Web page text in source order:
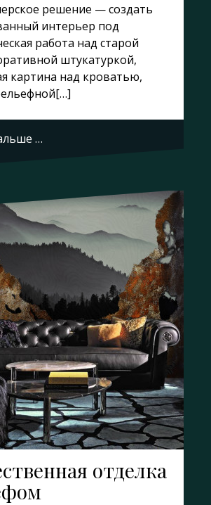
решение — создать
интерьер под
работа над старой
штукатуркой,
картина над кроватью,
…
отделка